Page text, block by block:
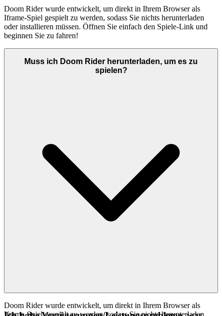
Doom Rider wurde entwickelt, um direkt in Ihrem Browser als
Iframe-Spiel gespielt zu werden, sodass Sie nichts herunterladen
oder installieren müssen. Öffnen Sie einfach den Spiele-Link und
beginnen Sie zu fahren!
Muss ich Doom Rider herunterladen, um es zu
spielen?
Doom Rider wurde entwickelt, um direkt in Ihrem Browser als
Iframe-Spiel gespielt zu werden, sodass Sie nichts herunterladen